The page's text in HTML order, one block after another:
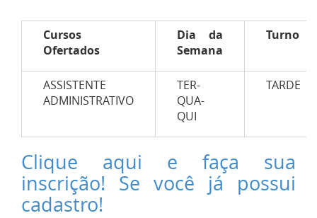
Cursos
Ofertados
Dia da
Semana
Turno
ASSISTENTE
ADMINISTRATIVO
TER-
QUA-
QUI
TARDE
Clique aqui e faça sua
inscrição! Se você já possui
cadastro!